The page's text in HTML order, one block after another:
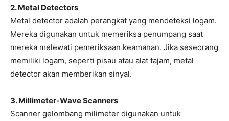
2. Metal Detectors
Metal detector adalah perangkat yang mendeteksi logam.
Mereka digunakan untuk memeriksa penumpang saat
mereka melewati pemeriksaan keamanan. Jika seseorang
memiliki logam, seperti pisau atau alat tajam, metal
detector akan memberikan sinyal.
3. Millimeter-Wave Scanners
Scanner gelombang milimeter digunakan untuk